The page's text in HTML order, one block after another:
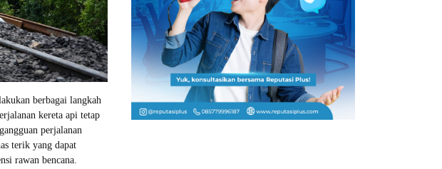
berbagai langkah
kereta api tetap
perjalanan
terik yang dapat
rawan bencana.